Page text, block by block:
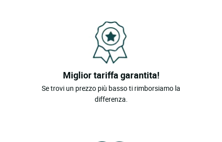
Miglior tariffa garantita!
Se trovi un prezzo più basso ti rimborsiamo la
differenza.